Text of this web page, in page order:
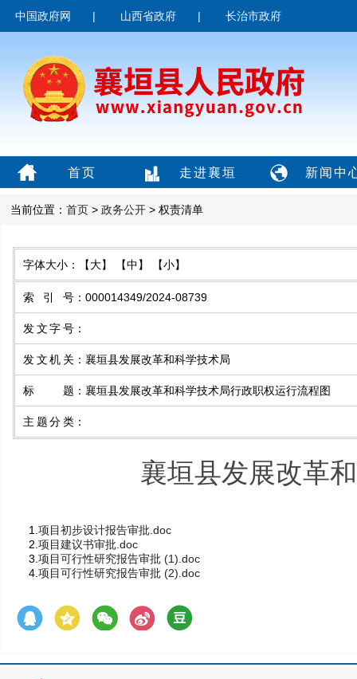
中国政府网 | 山西省政府 | 长治市政府
首页 走进襄垣 新闻中
当前位置： 首页 > 政务公开 > 权责清单
字体大小： 【大】 【中】 【小】
索引号 ： 000014349/2024-08739
发文字号 ：
发文机关 ： 襄垣县发展改革和科学技术局
标题 ： 襄垣县发展改革和科学技术局行政职权运行流程图
主题分类 ：
襄垣县发展改革
1. 项目初步设计报告审批.doc
2. 项目建议书审批.doc
3. 项目可行性研究报告审批 (1).doc
4. 项目可行性研究报告审批 (2).doc